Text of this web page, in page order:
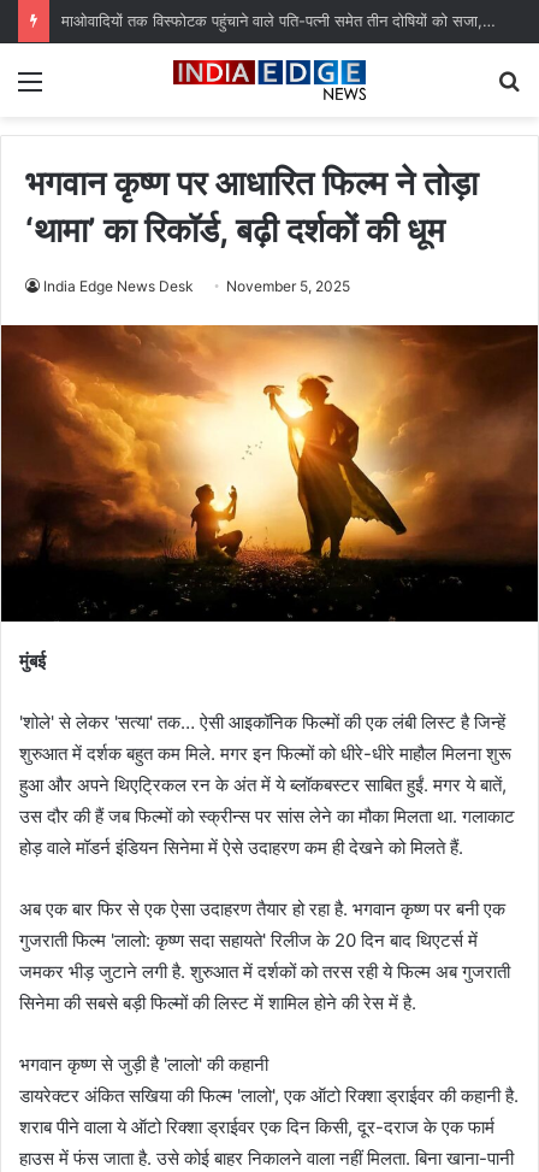
माओवादियों तक विस्फोटक पहुंचाने वाले पति-पत्नी समेत तीन दोषियों को सजा, विशेष NIA कोर्ट का फैसला
Menu
भगवान कृष्ण पर आधारित फिल्म ने तोड़ा
‘थामा’ का रिकॉर्ड, बढ़ी दर्शकों की धूम
India Edge News Desk November 5, 2025
मुंबई
'शोले' से लेकर 'सत्या' तक… ऐसी आइकॉनिक फिल्मों की एक लंबी लिस्ट है जिन्हें
शुरुआत में दर्शक बहुत कम मिले. मगर इन फिल्मों को धीरे-धीरे माहौल मिलना शुरू
हुआ और अपने थिएट्रिकल रन के अंत में ये ब्लॉकबस्टर साबित हुईं. मगर ये बातें,
उस दौर की हैं जब फिल्मों को स्क्रीन्स पर सांस लेने का मौका मिलता था. गलाकाट
होड़ वाले मॉडर्न इंडियन सिनेमा में ऐसे उदाहरण कम ही देखने को मिलते हैं.
अब एक बार फिर से एक ऐसा उदाहरण तैयार हो रहा है. भगवान कृष्ण पर बनी एक
गुजराती फिल्म 'लालो: कृष्ण सदा सहायते' रिलीज के 20 दिन बाद थिएटर्स में
जमकर भीड़ जुटाने लगी है. शुरुआत में दर्शकों को तरस रही ये फिल्म अब गुजराती
सिनेमा की सबसे बड़ी फिल्मों की लिस्ट में शामिल होने की रेस में है.
भगवान कृष्ण से जुड़ी है 'लालो' की कहानी
डायरेक्टर अंकित सखिया की फिल्म 'लालो', एक ऑटो रिक्शा ड्राईवर की कहानी है.
शराब पीने वाला ये ऑटो रिक्शा ड्राईवर एक दिन किसी, दूर-दराज के एक फार्म
हाउस में फंस जाता है. उसे कोई बाहर निकालने वाला नहीं मिलता. बिना खाना-पानी